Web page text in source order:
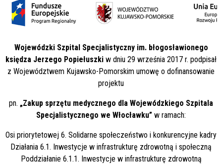
Wojewódzki Szpital Specjalistyczny im. błogosławionego
księdza Jerzego Popiełuszki w dniu 29 września 2017 r. podpisał
z Województwem Kujawsko-Pomorskim umowę o dofinansowanie
projektu
pn. „Zakup sprzętu medycznego dla Wojewódzkiego Szpitala
Specjalistycznego we Włocławku” w ramach:
Osi priorytetowej 6. Solidarne społeczeństwo i konkurencyjne kadry
Działania 6.1. Inwestycje w infrastrukturę zdrowotną i społeczną
Poddziałanie 6.1.1. Inwestycje w infrastrukturę zdrowotną